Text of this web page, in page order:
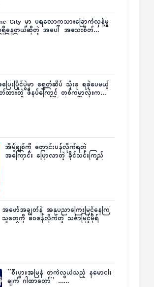
City မှာ ပရလောကသားခြောက်လှန့်မှု
နေတယ်ဆိုတဲ့ အပေါ် အသေးစိတ်
ြေးပြိုင်ပွဲမှာ ရွှေတံဆိပ် သုံးခု ရခဲ့ပေမယ့်
ထားတဲ့ ဖိနပ်ကြောင့် တစ်ကမ္ဘာလုံးက
အိမ့်ချစ်ကို တောင်းပန်လိုက်ရတဲ့
အကြောင်း ပြောလာတဲ့ ခိုင်သင်းကြည်
အဖော်အချွတ်နဲ့ အနုပညာကြေးမြင့်နေကြ
သူတွေကို ဝေဖန်လိုက်တဲ့ သင်္ဇာမြင့်မိုရ်
”စီးပွားအမြန် တက်လွယ်သည့် နမောငါး
ချက် ဂါထာတော်” ……